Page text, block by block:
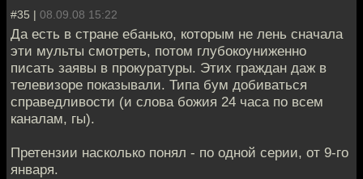
#35 | 08.09.08 15:22
Да есть в стране ебанько, которым не лень сначала
эти мульты смотреть, потом глубокоуниженно
писать заявы в прокуратуры. Этих граждан даж в
телевизоре показывали. Типа бум добиваться
справедливости (и слова божия 24 часа по всем
каналам, гы).
Претензии насколько понял - по одной серии, от 9-го
января.